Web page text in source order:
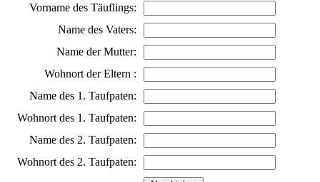
Vorname des Täuflings:
Name des Vaters:
Name der Mutter:
Wohnort der Eltern :
Name des 1. Taufpaten:
Wohnort des 1. Taufpaten:
Name des 2. Taufpaten:
Wohnort des 2. Taufpaten: